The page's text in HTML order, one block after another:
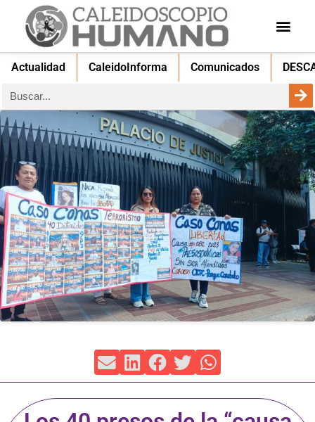
Actualidad CaleidoInforma Comunicados